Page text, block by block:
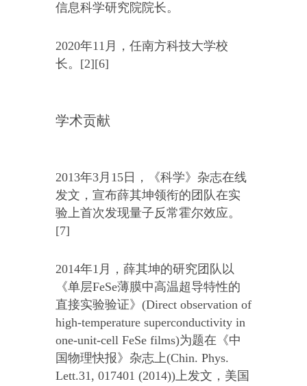
信息科学研究院院长。
2020年11月，任南方科技大学校
长。[2][6]
学术贡献
2013年3月15日，《科学》杂志在线
发文，宣布薛其坤领衔的团队在实
验上首次发现量子反常霍尔效应。
[7]
2014年1月，薛其坤的研究团队以
《单层FeSe薄膜中高温超导特性的
直接实验验证》(Direct observation of
high-temperature superconductivity in
one-unit-cell FeSe films)为题在《中
国物理快报》杂志上(Chin. Phys.
Lett.31, 017401 (2014))上发文，美国